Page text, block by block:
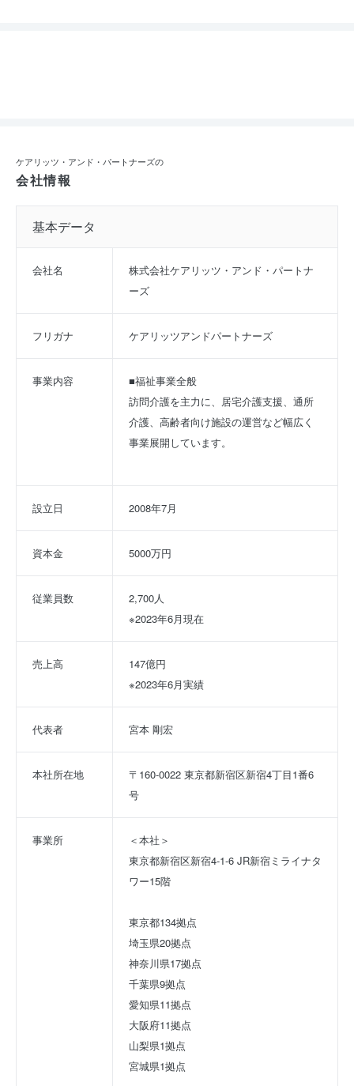
ケアリッツ・アンド・パートナーズの
会社情報
基本データ
会社名
株式会社ケアリッツ・アンド・パートナ
ーズ
フリガナ ケアリッツアンドパートナーズ
事業内容
■福祉事業全般
訪問介護を主力に、居宅介護支援、通所
介護、高齢者向け施設の運営など幅広く
事業展開しています。
設立日 2008年7月
資本金 5000万円
従業員数
2,700人
※2023年6月現在
売上高
147億円
※2023年6月実績
代表者 宮本 剛宏
本社所在地
〒160-0022 東京都新宿区新宿4丁目1番6
号
事業所
＜本社＞
東京都新宿区新宿4-1-6 JR新宿ミライナタ
ワー15階
東京都134拠点
埼玉県20拠点
神奈川県17拠点
千葉県9拠点
愛知県11拠点
大阪府11拠点
山梨県1拠点
宮城県1拠点